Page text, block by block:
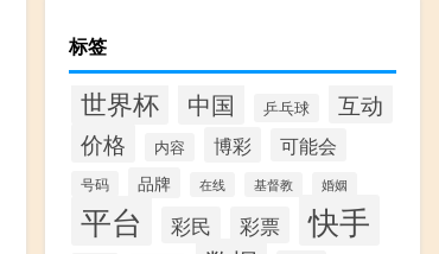
标签
世界杯 中国 乒乓球
互动
价格
内容 博彩 可能会
号码 品牌 在线 基督教 婚姻
平台 彩民 彩票 快手